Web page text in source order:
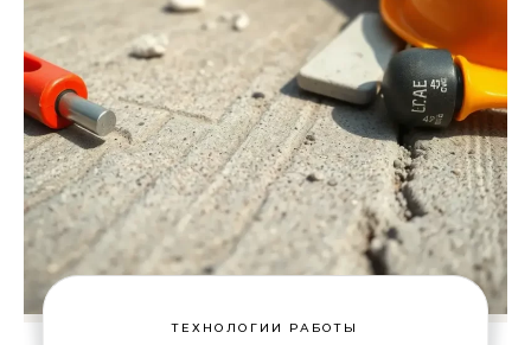
ТЕХНОЛОГИИ РАБОТЫ